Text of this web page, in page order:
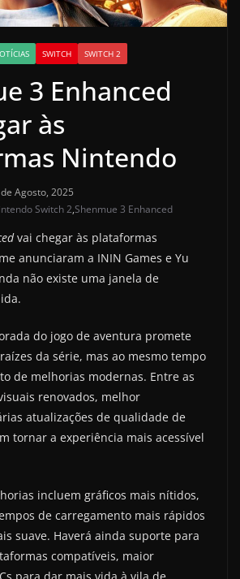
SWITCH SWITCH 2
3 Enhanced
às
Nintendo
Agosto, 2025
Switch 2,Shenmue 3 Enhanced
vai chegar às plataformas
anunciaram a ININ Games e Yu
não existe uma janela de
do jogo de aventura promete
da série, mas ao mesmo tempo
de melhorias modernas. Entre as
renovados, melhor
atualizações de qualidade de
tornar a experiência mais acessível
incluem gráficos mais nítidos,
de carregamento mais rápidos
suave. Haverá ainda suporte para
compatíveis, maior